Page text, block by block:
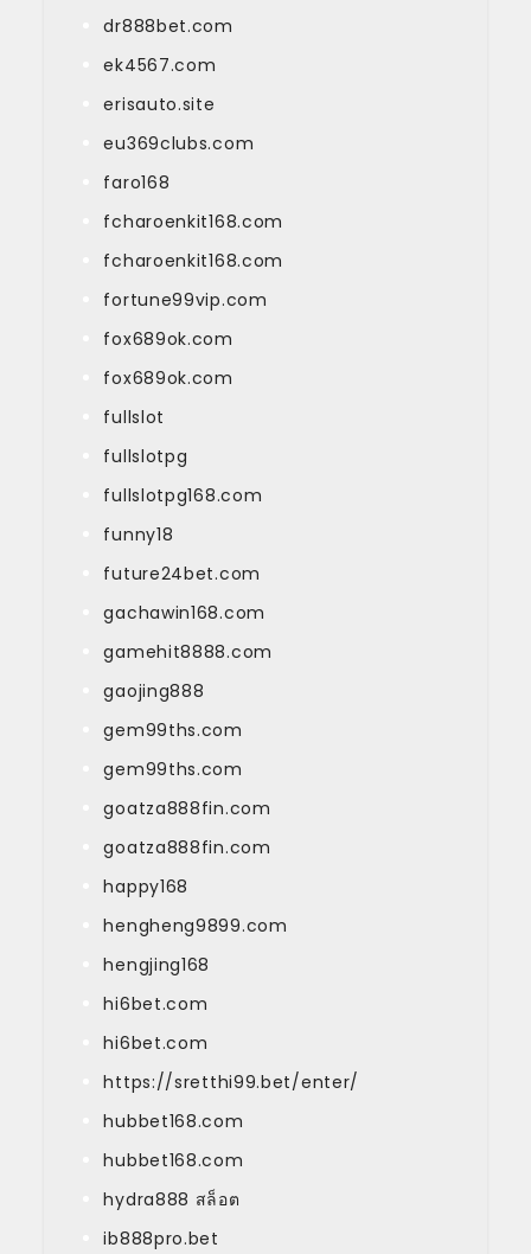
dr888bet.com
ek4567.com
erisauto.site
eu369clubs.com
faro168
fcharoenkit168.com
fcharoenkit168.com
fortune99vip.com
fox689ok.com
fox689ok.com
fullslot
fullslotpg
fullslotpg168.com
funny18
future24bet.com
gachawin168.com
gamehit8888.com
gaojing888
gem99ths.com
gem99ths.com
goatza888fin.com
goatza888fin.com
happy168
hengheng9899.com
hengjing168
hi6bet.com
hi6bet.com
https://sretthi99.bet/enter/
hubbet168.com
hubbet168.com
hydra888 สล็อต
ib888pro.bet